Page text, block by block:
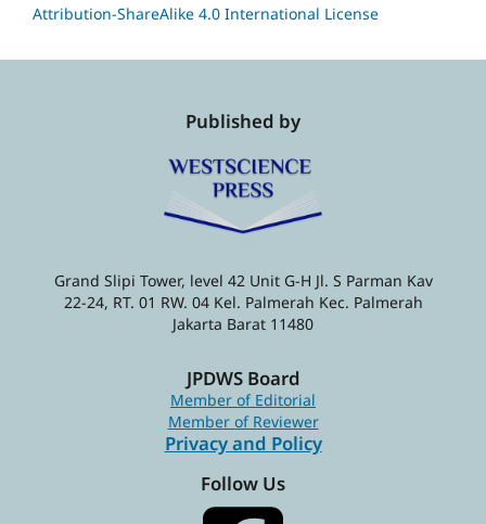
Attribution-ShareAlike 4.0 International License
Published by
Grand Slipi Tower, level 42 Unit G-H Jl. S Parman Kav
22-24, RT. 01 RW. 04 Kel. Palmerah Kec. Palmerah
Jakarta Barat 11480
JPDWS Board
Member of Editorial
Member of Reviewer
Privacy and Policy
Follow Us